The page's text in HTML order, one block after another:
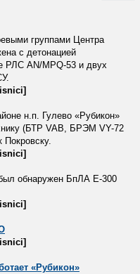
группами Центра
с детонацией
РЛС AN/MPQ-53 и двух
н.п. Гулево «Рубикон»
(БТР VAB, БРЭМ VY-72
Покровску.
обнаружен БпЛА E-300
«Рубикон»